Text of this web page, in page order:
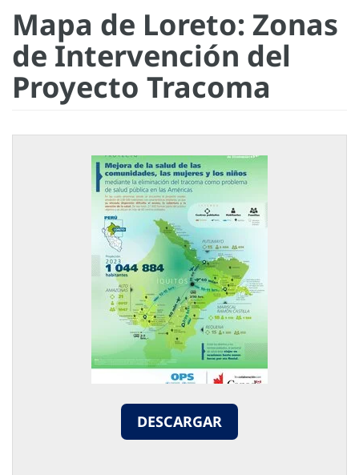
Mapa de Loreto: Zonas
de Intervención del
Proyecto Tracoma
DESCARGAR